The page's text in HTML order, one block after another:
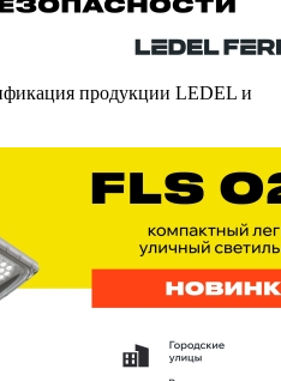
продукции LEDEL и